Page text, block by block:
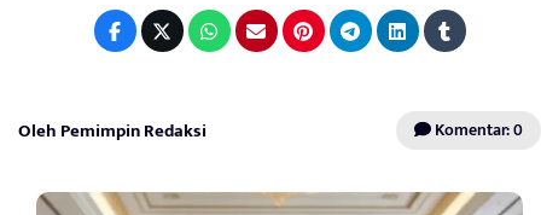
Oleh Pemimpin Redaksi Komentar: 0